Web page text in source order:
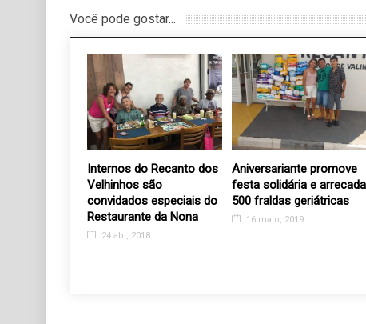
Você pode gostar...
Internos do Recanto dos
Velhinhos são
convidados especiais do
Restaurante da Nona
24 abr, 2018
Aniversariante promove
festa solidária e arrecada
500 fraldas geriátricas
16 maio, 2019